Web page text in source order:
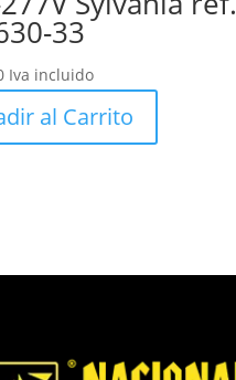
33
Iva incluido
al Carrito